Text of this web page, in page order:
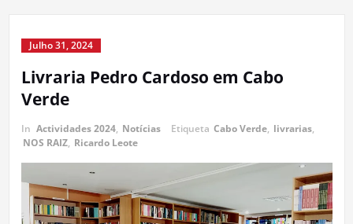
Julho 31, 2024
Livraria Pedro Cardoso em Cabo
Verde
In Actividades 2024, Notícias Etiqueta Cabo Verde, livrarias,
NOS RAIZ, Ricardo Leote